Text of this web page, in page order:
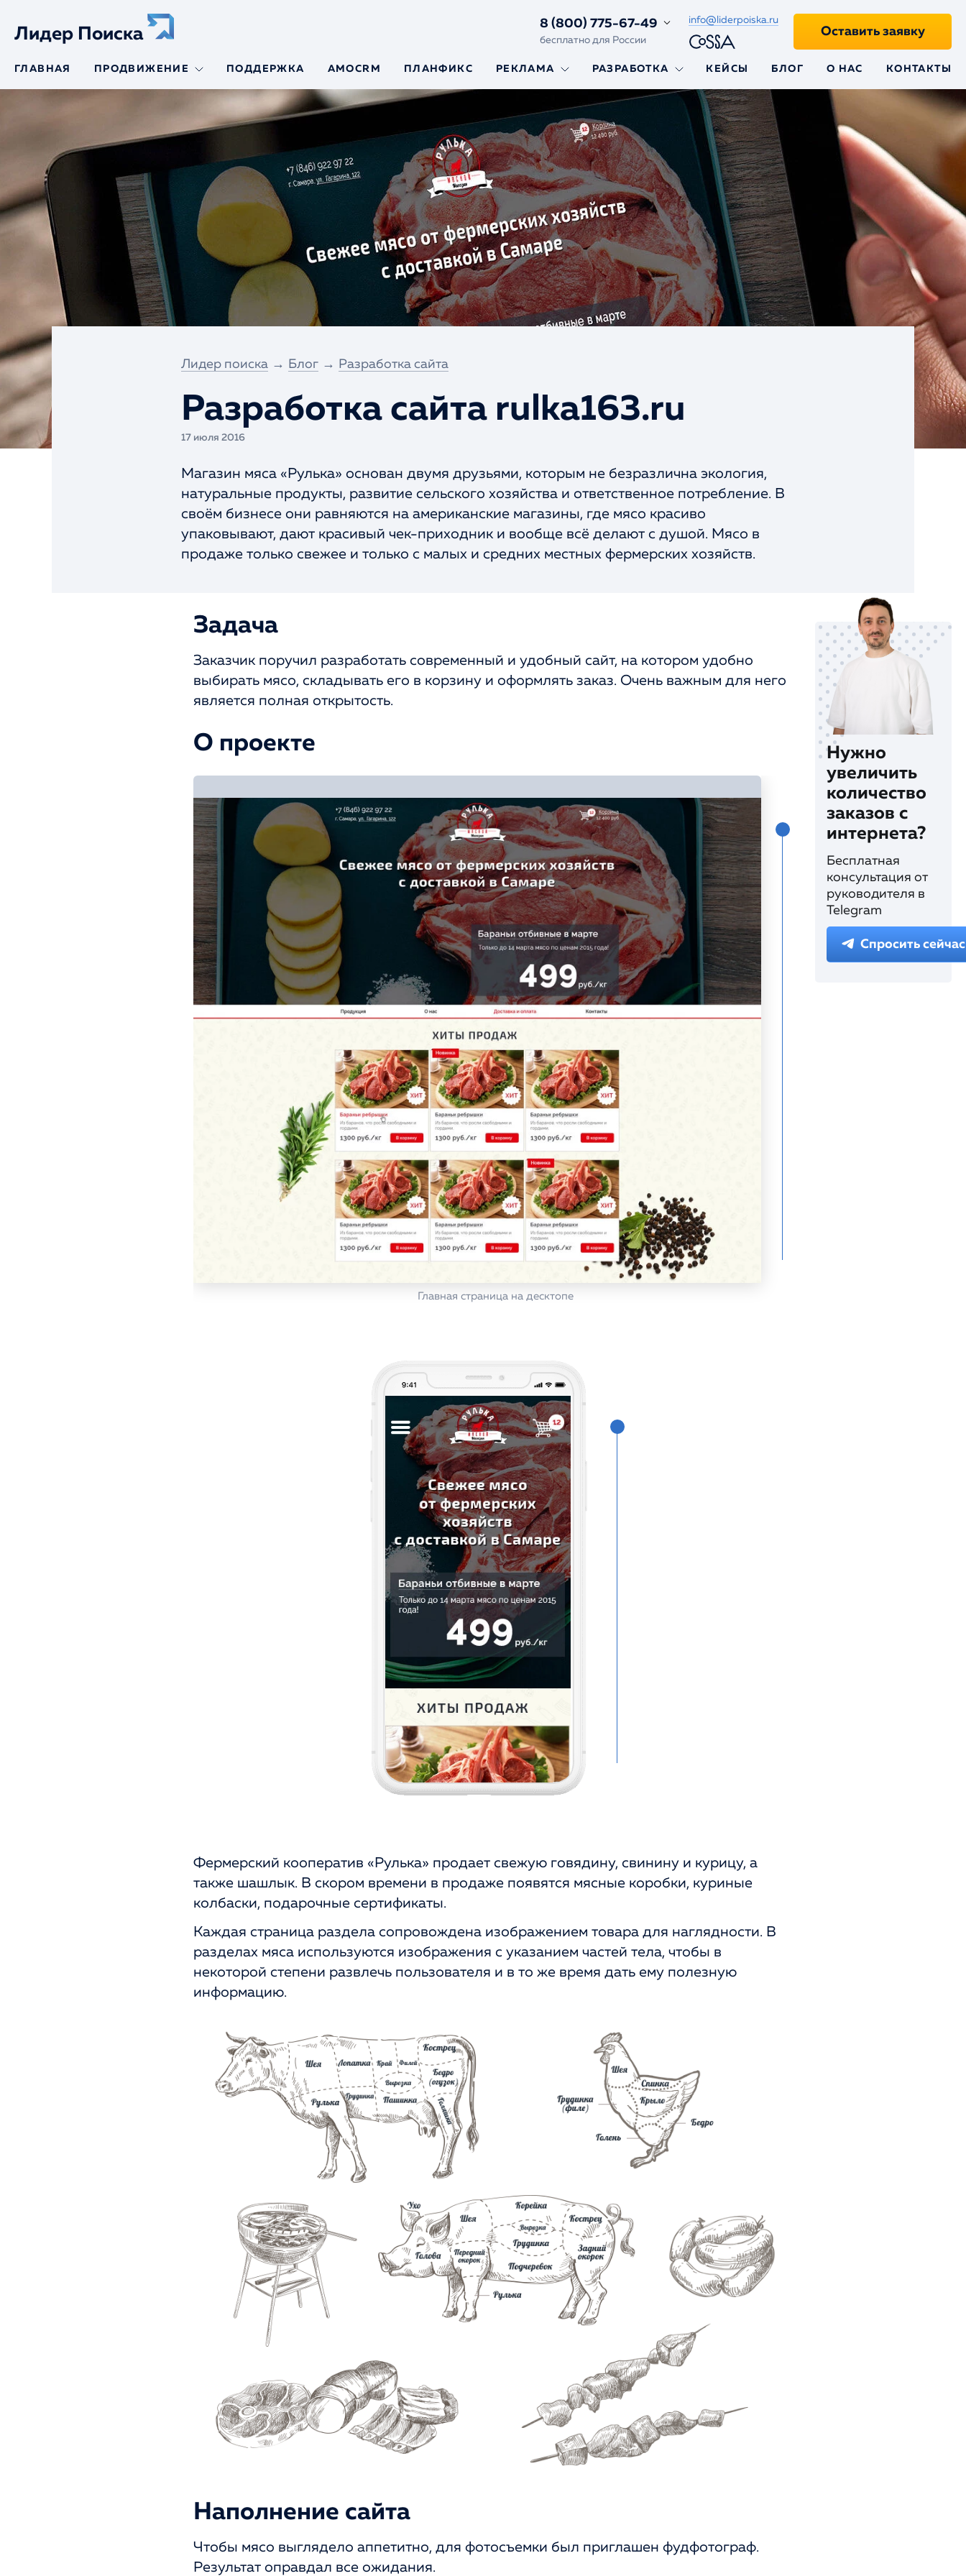
Лидер Поиска
8 (800) 775-67-49
бесплатно для России
info@liderpoiska.ru
ГЛАВНАЯ ПРОДВИЖЕНИЕ
SEO-аудит
SEO-продвижение
по трафику
Продвижение по
позициям
Молодой сайт
Региональное
продвижение
Продвижение
интернет-
магазинов
ПОДДЕРЖКА AMOCRM ПЛАНФИКС РЕКЛАМА
и Гугл Реклама
Реклама на
маркетплейсах
РАЗРАБОТКА
сайтов
Сайты на Yii
Framework
Сайты на Laravel
Ускорение
сайтов
КЕЙСЫ БЛОГ О НАС КОНТАКТЫ
Оставить заявку
Лидер поиска → Блог → Разработка сайта
Разработка сайта rulka163.ru
17 июля 2016
Магазин мяса «Рулька» основан двумя друзьями, которым не безразлична экология,
натуральные продукты, развитие сельского хозяйства и ответственное потребление. В
своём бизнесе они равняются на американские магазины, где мясо красиво
упаковывают, дают красивый чек-приходник и вообще всё делают с душой. Мясо в
продаже только свежее и только с малых и средних местных фермерских хозяйств.
Задача
Заказчик поручил разработать современный и удобный сайт, на котором удобно
выбирать мясо, складывать его в корзину и оформлять заказ. Очень важным для него
является полная открытость.
О проекте
Главная страница на десктопе
Фермерский кооператив «Рулька» продает свежую говядину, свинину и курицу, а
также шашлык. В скором времени в продаже появятся мясные коробки, куриные
колбаски, подарочные сертификаты.
Каждая страница раздела сопровождена изображением товара для наглядности. В
разделах мяса используются изображения с указанием частей тела, чтобы в
некоторой степени развлечь пользователя и в то же время дать ему полезную
информацию.
Наполнение сайта
Чтобы мясо выглядело аппетитно, для фотосъемки был приглашен фудфотограф.
Результат оправдал все ожидания.
Нужно
увеличить
количество
заказов с
интернета?
Бесплатная
консультация от
руководителя в
Telegram
Спросить сейчас